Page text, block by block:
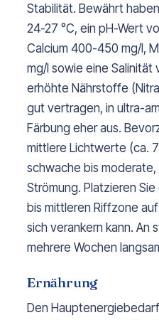
Stabilität. Bewährt
24-27 °C, ein pH-Wert
Calcium 400-450 mg/l,
mg/l sowie eine Salinität
erhöhte Nährstoffe
gut vertragen, in ultra-
Färbung eher aus.
mittlere Lichtwerte (ca.
schwache bis
Strömung. Platzieren
bis mittleren Riffzone
sich verankern kann. An
mehrere Wochen
Ernährung
Den